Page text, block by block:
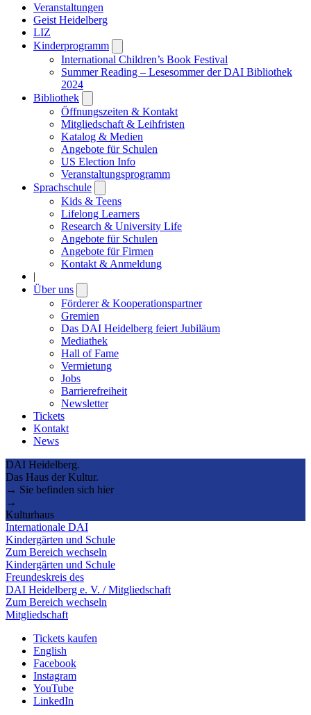
Veranstaltungen
Geist Heidelberg
LIZ
Kinderprogramm
submenu
International Children’s Book Festival
Summer Reading – Lesesommer der DAI Bibliothek
2024
Bibliothek
submenu
Öffnungszeiten & Kontakt
Mitgliedschaft & Leihfristen
Katalog & Medien
Angebote für Schulen
US Election Info
Veranstaltungsprogramm
Sprachschule
submenu
Kids & Teens
Lifelong Learners
Research & University Life
Angebote für Schulen
Angebote für Firmen
Kontakt & Anmeldung
|
Über uns
submenu
Förderer & Kooperationspartner
Gremien
Das DAI Heidelberg feiert Jubiläum
Mediathek
Hall of Fame
Vermietung
Jobs
Barrierefreiheit
Newsletter
Tickets
Kontakt
News
DAI Heidelberg.
Das Haus der Kultur.
→ Sie befinden sich hier
→
Kulturhaus
Internationale DAI
Kindergärten und Schule
Zum Bereich wechseln
Kindergärten und Schule
Freundeskreis des
DAI Heidelberg e. V. / Mitgliedschaft
Zum Bereich wechseln
Mitgliedschaft
Tickets kaufen
English
Facebook
Instagram
YouTube
LinkedIn